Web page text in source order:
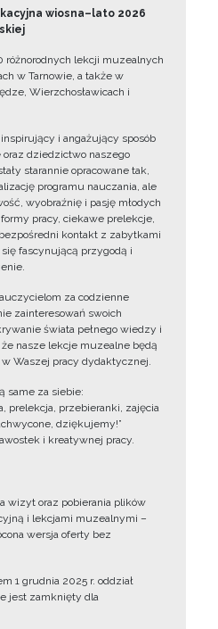
wiosna–lato 2026
różnorodnych lekcji muzealnych
w Tarnowie, a także w
Wierzchosławicach i
inspirujący i angażujący sposób
dziedzictwo naszego
starannie opracowane tak,
programu nauczania, ale
wyobraźnię i pasję młodych
pracy, ciekawe prelekcje,
kontakt z zabytkami
fascynującą przygodą i
za codzienne
zainteresowań swoich
świata pełnego wiedzy i
nasze lekcje muzealne będą
Waszej pracy dydaktycznej.
same za siebie:
prelekcja, przebieranki, zajęcia
dziękujemy!”
i kreatywnej pracy.
wizyt oraz pobierania plików
i lekcjami muzealnymi –
wersja oferty bez
1 grudnia 2025 r. oddział
jest zamknięty dla